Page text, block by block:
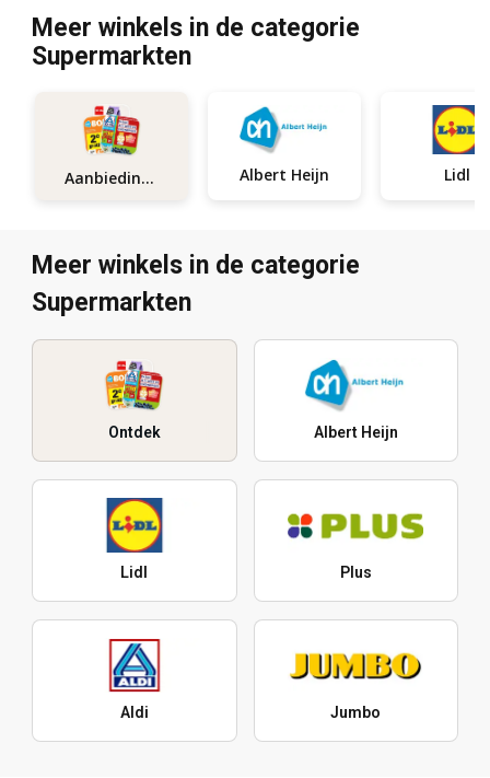
Meer winkels in de categorie
Supermarkten
Aanbiedingen Albert Heijn Lidl
Meer winkels in de categorie
Supermarkten
Ontdek Albert Heijn
Lidl Plus
Aldi Jumbo